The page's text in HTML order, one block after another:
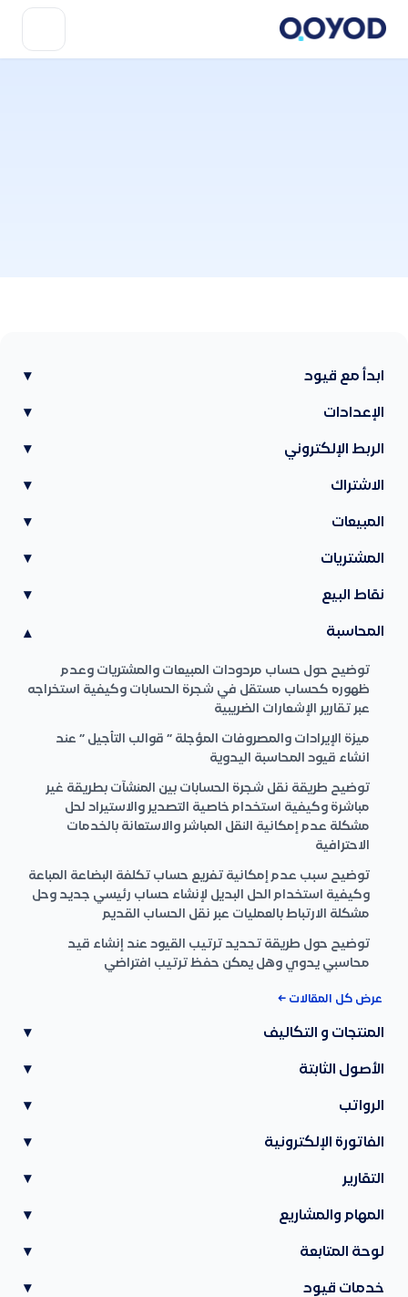
ابدأ مع قيود ▾
الإعدادات ▾
الربط الإلكتروني ▾
الاشتراك ▾
المبيعات ▾
المشتريات ▾
نقاط البيع ▾
المحاسبة ▾
توضيح حول حساب مردودات المبيعات والمشتريات وعدم
ظهوره كحساب مستقل في شجرة الحسابات وكيفية استخراجه
عبر تقارير الإشعارات الضريبية
ميزة الإيرادات والمصروفات المؤجلة ” قوالب التأجيل ” عند
انشاء قيود المحاسبة اليدوية
توضيح طريقة نقل شجرة الحسابات بين المنشآت بطريقة غير
مباشرة وكيفية استخدام خاصية التصدير والاستيراد لحل
مشكلة عدم إمكانية النقل المباشر والاستعانة بالخدمات
الاحترافية
توضيح سبب عدم إمكانية تفريع حساب تكلفة البضاعة المباعة
وكيفية استخدام الحل البديل لإنشاء حساب رئيسي جديد وحل
مشكلة الارتباط بالعمليات عبر نقل الحساب القديم
توضيح حول طريقة تحديد ترتيب القيود عند إنشاء قيد
محاسبي يدوي وهل يمكن حفظ ترتيب افتراضي
عرض كل المقالات ←
المنتجات و التكاليف ▾
الأصول الثابتة ▾
الرواتب ▾
الفاتورة الإلكترونية ▾
التقارير ▾
المهام والمشاريع ▾
لوحة المتابعة ▾
خدمات قيود ▾